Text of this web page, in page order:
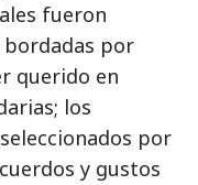
fueron
por
querido en
los
por
y gustos